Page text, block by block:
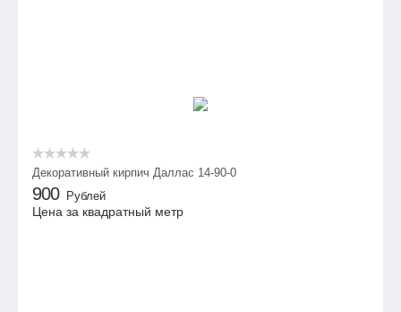
Декоративный кирпич Даллас 14-90-0
900 Рублей
Цена за квадратный метр